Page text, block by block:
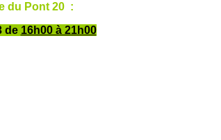
du Pont 20 :
de 16h00 à 21h00